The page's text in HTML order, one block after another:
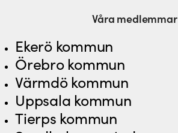
Våra medlemmar
Ekerö kommun
Örebro kommun
Värmdö kommun
Uppsala kommun
Tierps kommun